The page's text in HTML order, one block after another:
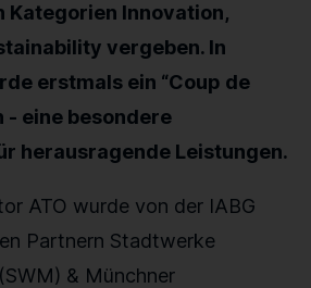
Kategorien Innovation,
vergeben. In
erstmals ein “Coup de
eine besondere
herausragende Leistungen.
ATO wurde von der IABG
Partnern Stadtwerke
& Münchner